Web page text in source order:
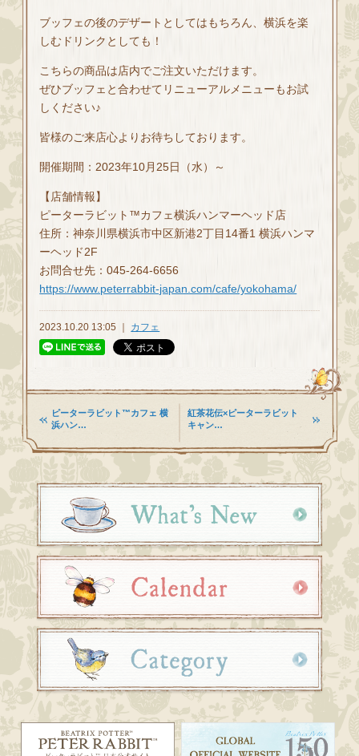
ブッフェの後のデザートとしてはもちろん、横浜を楽
しむドリンクとしても！
こちらの商品は店内でご注文いただけます。
ぜひブッフェと合わせてリニューアルメニューもお試
しください♪
皆様のご来店心よりお待ちしております。
開催期間：2023年10月25日（水）～
【店舗情報】
ピーターラビット™カフェ横浜ハンマーヘッド店
住所：神奈川県横浜市中区新港2丁目14番1 横浜ハンマ
ーヘッド2F
お問合せ先：045-264-6656
https://www.peterrabbit-japan.com/cafe/yokohama/
2023.10.20 13:05 ｜ カフェ
ピーターラビット™カフェ 横
浜ハン…
紅茶花伝×ピーターラビット
キャン…